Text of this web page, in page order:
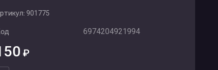
901775
6974204921994
₽